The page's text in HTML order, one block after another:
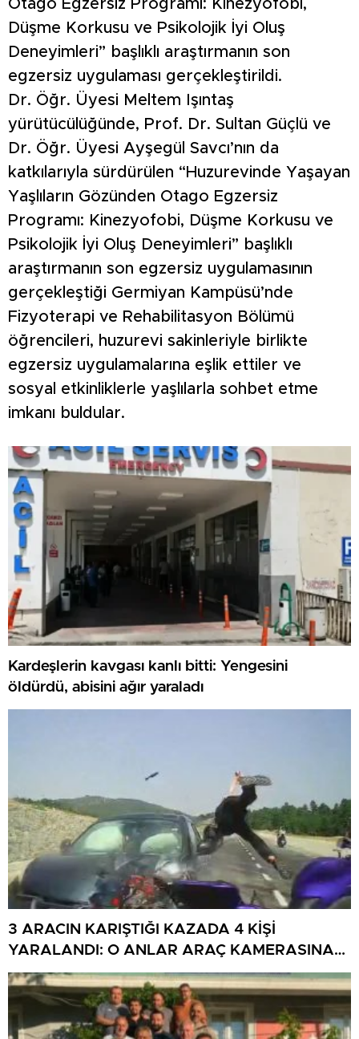
Otago Egzersiz Programı: Kinezyofobi,
Düşme Korkusu ve Psikolojik İyi Oluş
Deneyimleri” başlıklı araştırmanın son
egzersiz uygulaması gerçekleştirildi.
Dr. Öğr. Üyesi Meltem Işıntaş
yürütücülüğünde, Prof. Dr. Sultan Güçlü ve
Dr. Öğr. Üyesi Ayşegül Savcı’nın da
katkılarıyla sürdürülen “Huzurevinde Yaşayan
Yaşlıların Gözünden Otago Egzersiz
Programı: Kinezyofobi, Düşme Korkusu ve
Psikolojik İyi Oluş Deneyimleri” başlıklı
araştırmanın son egzersiz uygulamasının
gerçekleştiği Germiyan Kampüsü’nde
Fizyoterapi ve Rehabilitasyon Bölümü
öğrencileri, huzurevi sakinleriyle birlikte
egzersiz uygulamalarına eşlik ettiler ve
sosyal etkinliklerle yaşlılarla sohbet etme
imkanı buldular.
Kardeşlerin kavgası kanlı bitti: Yengesini
öldürdü, abisini ağır yaraladı
3 ARACIN KARIŞTIĞI KAZADA 4 KİŞİ
YARALANDI: O ANLAR ARAÇ KAMERASINA
YANSIDI